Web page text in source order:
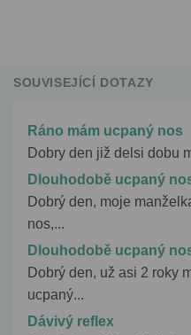
SOUVISEJÍCÍ DOTAZY
Ráno mám ucpaný nos
Dobry den již delsi dobu
Dlouhodobě ucpaný
Dobrý den, moje
nos,...
Dlouhodobě ucpaný
Dobrý den, už asi 2 roky
ucpaný...
Dávivý reflex